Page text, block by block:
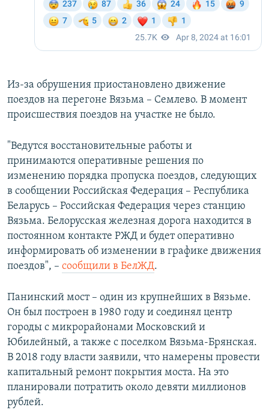
Из-за обрушения приостановлено движение
поездов на перегоне Вязьма – Семлево. В момент
происшествия поездов на участке не было.
"Ведутся восстановительные работы и
принимаются оперативные решения по
изменению порядка пропуска поездов, следующих
в сообщении Российская Федерация – Республика
Беларусь – Российская Федерация через станцию
Вязьма. Белорусская железная дорога находится в
постоянном контакте РЖД и будет оперативно
информировать об изменении в графике движения
поездов", – сообщили в БелЖД.
Панинский мост – один из крупнейших в Вязьме.
Он был построен в 1980 году и соединял центр
городы с микрорайонами Московский и
Юбилейный, а также с поселком Вязьма-Брянская.
В 2018 году власти заявили, что намерены провести
капитальный ремонт покрытия моста. На это
планировали потратить около девяти миллионов
рублей.